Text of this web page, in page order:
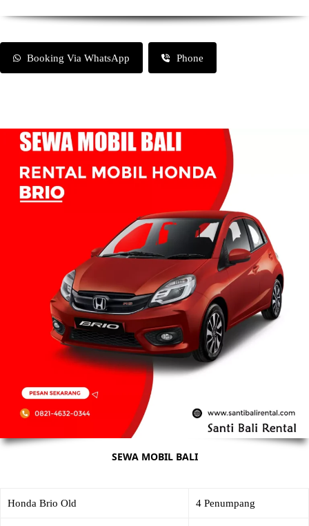
Booking Via WhatsApp Phone
SEWA MOBIL BALI
Honda Brio Old 4 Penumpang